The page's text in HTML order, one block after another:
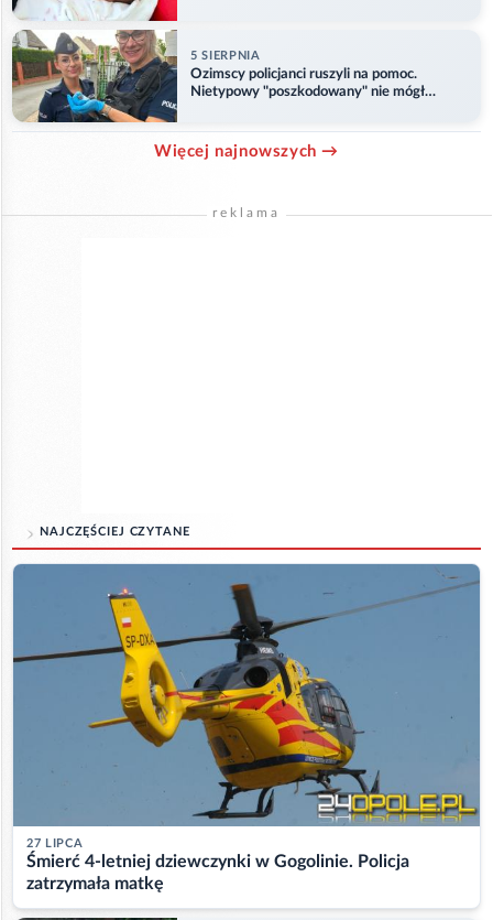
5 SIERPNIA
Ozimscy policjanci ruszyli na pomoc.
Nietypowy "poszkodowany" nie mógł
Więcej najnowszych →
reklama
NAJCZĘŚCIEJ CZYTANE
27 LIPCA
Śmierć 4-letniej dziewczynki w Gogolinie. Policja
zatrzymała matkę